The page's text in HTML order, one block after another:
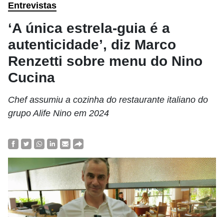
Entrevistas
‘A única estrela-guia é a
autenticidade’, diz Marco
Renzetti sobre menu do Nino
Cucina
Chef assumiu a cozinha do restaurante italiano do
grupo Alife Nino em 2024